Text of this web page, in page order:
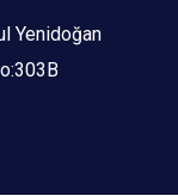
Yenidoğan